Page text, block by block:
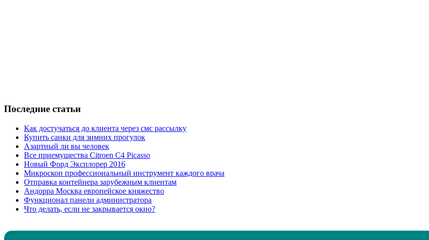
Последние статьи
Как достучаться до клиента через смс рассылку
Купить санки для зимних прогулок
Азартный ли вы человек
Все приемущества Сitroen C4 Picasso
Новый Форд Эксплорер 2016
Микроскоп профессиональный инструмент каждого врача
Отправка контейнера зарубежным клиентам
Андорра Москва европейское княжество
Функционал панели администратора
Что делать, если не закрывается окно?